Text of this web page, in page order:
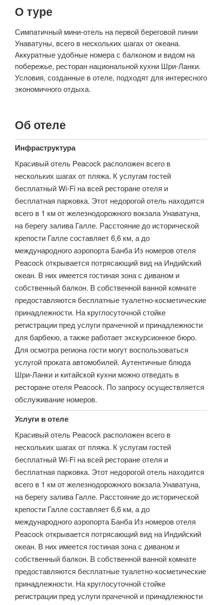
О туре
Симпатичный мини-отель на первой береговой линии
Унаватуны, всего в нескольких шагах от океана.
Аккуратные удобные номера с балконом и видом на
побережье, ресторан национальной кухни Шри-Ланки.
Условия, созданные в отеле, подходят для интересного
экономичного отдыха.
Об отеле
Инфраструктура
Красивый отель Peacock расположен всего в
нескольких шагах от пляжа. К услугам гостей
бесплатный Wi-Fi на всей ресторане отеля и
бесплатная парковка. Этот недорогой отель находится
всего в 1 км от железнодорожного вокзала Унаватуна,
на берегу залива Галле. Расстояние до исторической
крепости Галле составляет 6,6 км, а до
международного аэропорта Банба Из номеров отеля
Peacock открывается потрясающий вид на Индийский
океан. В них имеется гостиная зона с диваном и
собственный балкон. В собственной ванной комнате
предоставляются бесплатные туалетно-косметические
принадлежности. На круглосуточной стойке
регистрации пред услуги прачечной и принадлежности
для барбекю, а также работает экскурсионное бюро.
Для осмотра региона гости могут воспользоваться
услугой проката автомобилей. Аутентичные блюда
Шри-Ланки и китайской кухни можно отведать в
ресторане отеля Peacock. По запросу осуществляется
обслуживание номеров.
Услуги в отеле
Красивый отель Peacock расположен всего в
нескольких шагах от пляжа. К услугам гостей
бесплатный Wi-Fi на всей ресторане отеля и
бесплатная парковка. Этот недорогой отель находится
всего в 1 км от железнодорожного вокзала Унаватуна,
на берегу залива Галле. Расстояние до исторической
крепости Галле составляет 6,6 км, а до
международного аэропорта Банба Из номеров отеля
Peacock открывается потрясающий вид на Индийский
океан. В них имеется гостиная зона с диваном и
собственный балкон. В собственной ванной комнате
предоставляются бесплатные туалетно-косметические
принадлежности. На круглосуточной стойке
регистрации пред услуги прачечной и принадлежности